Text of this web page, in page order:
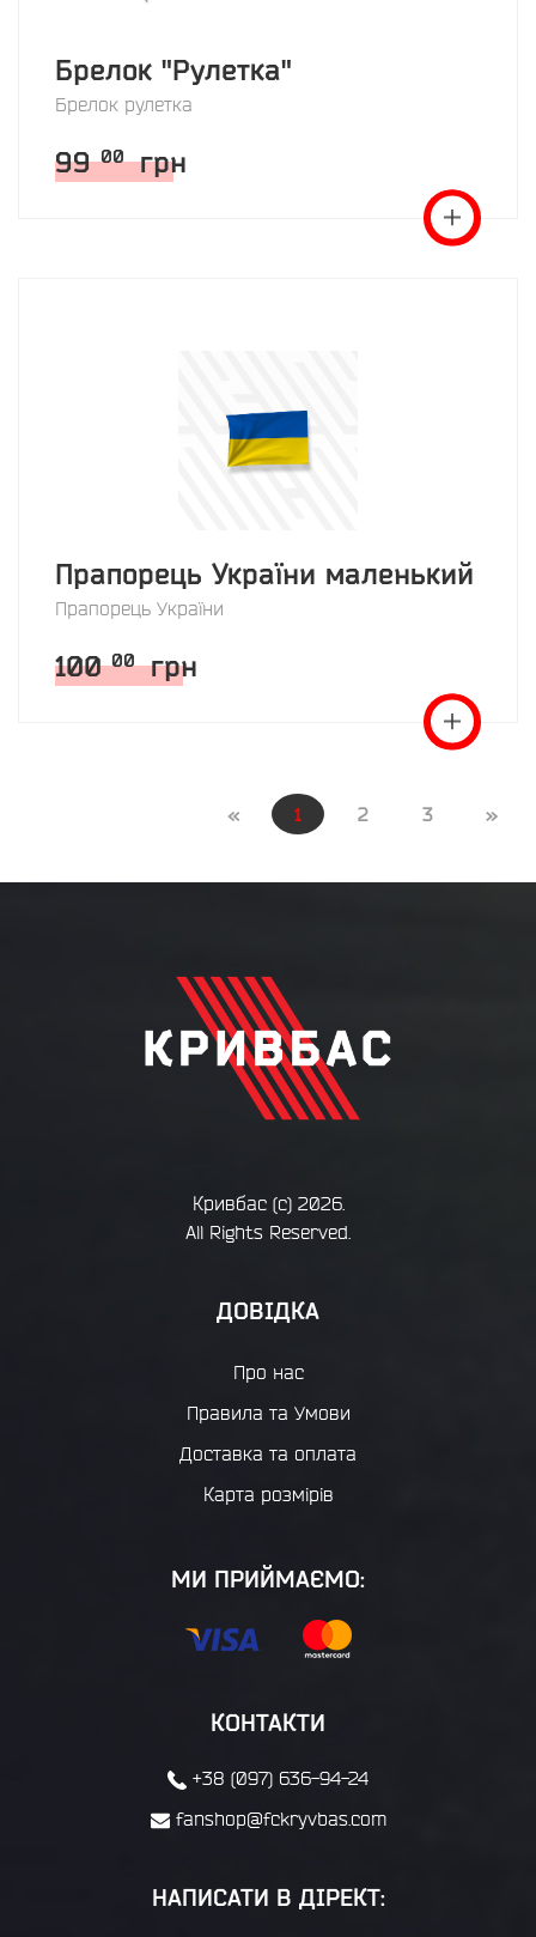
Брелок "Рулетка"
Брелок рулетка
99 00 грн
Прапорець України маленький
Прапорець України
100 00 грн
« 1 2 3 »
Кривбас(с) 2026.
All Rights Reserved.
ДОВІДКА
Про нас
Правила та Умови
Доставка та оплата
Карта розмірів
МИ ПРИЙМАЄМО:
КОНТАКТИ
+38 (097) 636-94-24
fanshop@fckryvbas.com
НАПИСАТИ В ДІРЕКТ: